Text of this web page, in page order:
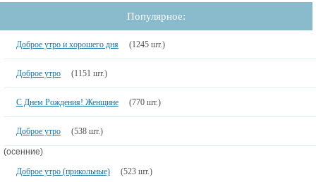
Популярное:
Доброе утро и хорошего дня (1245 шт.)
Доброе утро (1151 шт.)
С Днем Рождения! Женщине (770 шт.)
Доброе утро (538 шт.)
(осенние)
Доброе утро (прикольные)
(523 шт.)